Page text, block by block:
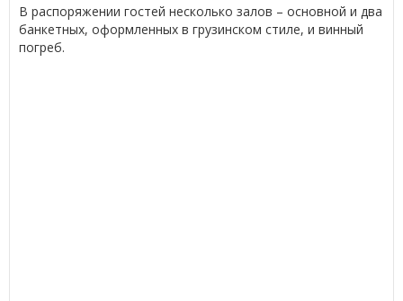
В распоряжении гостей несколько залов – основной и два
банкетных, оформленных в грузинском стиле, и винный
погреб.